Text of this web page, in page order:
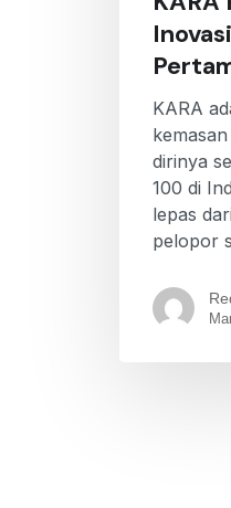
KARA
dirinya
100 di
lepas
pelopor